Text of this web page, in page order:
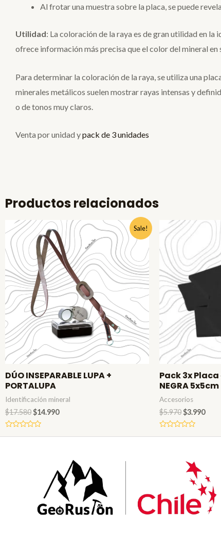
Al frotar una muestra sobre la placa, se puede
Utilidad: La coloración de la raya es de gran utilidad en
ofrece información más precisa que el color del mineral
Para determinar la coloración de la raya, se utiliza una
minerales metálicos suelen mostrar rayas intensas y
o de tonos muy claros.
Venta por unidad ypack de 3 unidades
Productos relacionados
Sale!
DÚO INSEPARABLE LUPA +
PORTALUPA
Identificación mineral
$17.580
El
precio
original
era:
$17.580.
$14.990
El
precio
actual
es:
$14.990.
Pack 3x
NEGRA 5x5cm
Accesorios
$5.970
El
precio
original
$5.970.
$3.990
El
es: